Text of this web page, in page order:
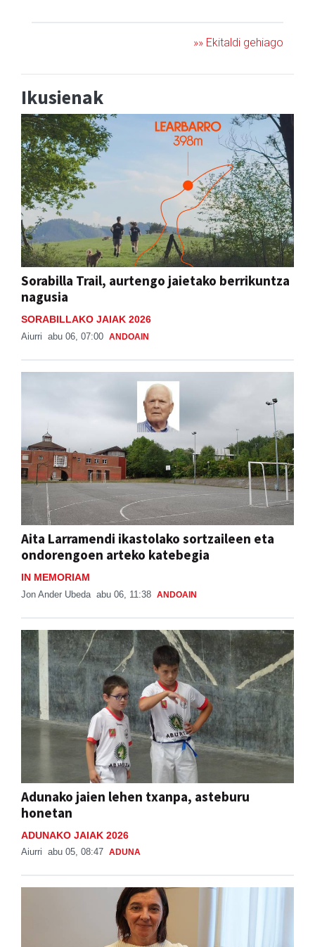
»» Ekitaldi gehiago
Ikusienak
Sorabilla Trail, aurtengo jaietako berrikuntza
nagusia
SORABILLAKO JAIAK 2026
Aiurri abu 06, 07:00 ANDOAIN
Aita Larramendi ikastolako sortzaileen eta
ondorengoen arteko katebegia
IN MEMORIAM
Jon Ander Ubeda abu 06, 11:38 ANDOAIN
Adunako jaien lehen txanpa, asteburu
honetan
ADUNAKO JAIAK 2026
Aiurri abu 05, 08:47 ADUNA